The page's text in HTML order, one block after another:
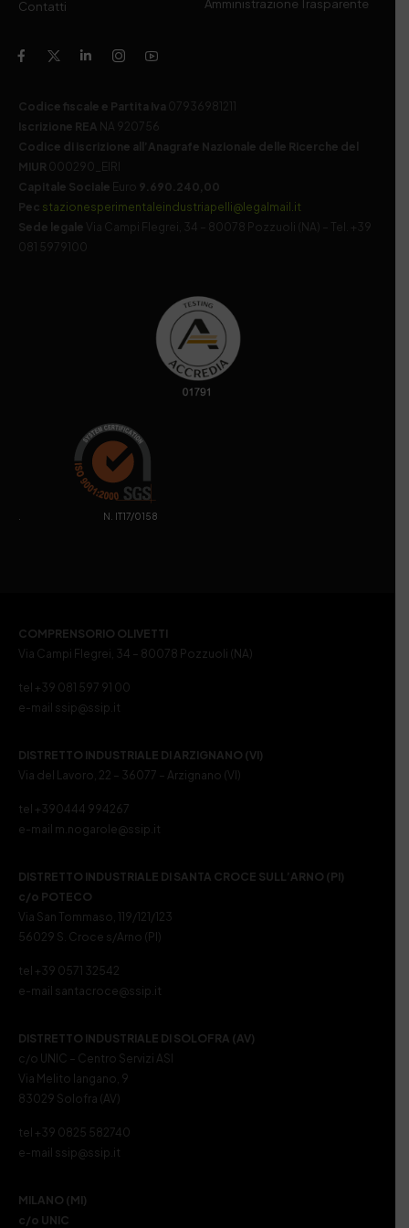
Contatti
Amministrazione Trasparente
Codice fiscale e Partita Iva 07936981211
Iscrizione REA NA 920756
Codice di iscrizione all’Anagrafe Nazionale delle Ricerche del
MIUR 000290_EIRI
Capitale Sociale Euro 9.690.240,00
Pec stazionesperimentaleindustriapelli@legalmail.it
Sede legale
Via Campi Flegrei, 34 – 80078 Pozzuoli (NA) – Tel. +39
081 5979100
. N. IT17/0158
COMPRENSORIO OLIVETTI
Via Campi Flegrei, 34 – 80078 Pozzuoli (NA)
tel +39 081 597 91 00
e-mail ssip@ssip.it
DISTRETTO INDUSTRIALE DI ARZIGNANO (VI)
Via del Lavoro, 22 – 36077 – Arzignano (VI)
tel +390444 994267
e-mail m.nogarole@ssip.it
DISTRETTO INDUSTRIALE DI SANTA CROCE SULL’ARNO (PI)
c/o POTECO
Via San Tommaso, 119/121/123
56029 S. Croce s/Arno (PI)
tel +39 0571 32542
e-mail santacroce@ssip.it
DISTRETTO INDUSTRIALE DI SOLOFRA (AV)
c/o UNIC – Centro Servizi ASI
Via Melito Iangano, 9
83029 Solofra (AV)
tel +39 0825 582740
e-mail ssip@ssip.it
MILANO (MI)
c/o UNIC